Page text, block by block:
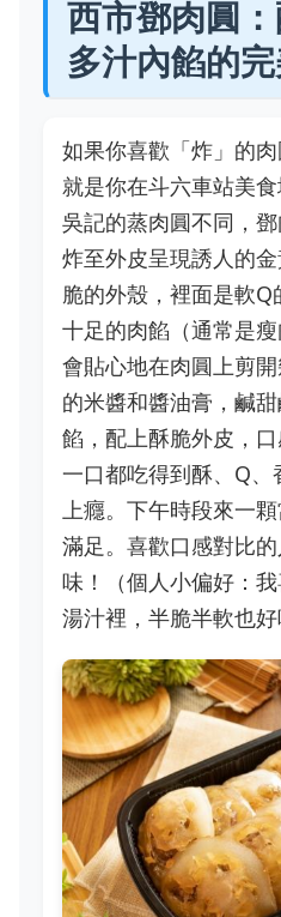
西市鄧肉圓
多汁內餡的
如果你喜歡「炸」的
就是你在斗六車站美
吳記的蒸肉圓不同，
炸至外皮呈現誘人的
脆的外殼，裡面是軟
十足的肉餡（通常是
會貼心地在肉圓上剪
的米醬和醬油膏，鹹
餡，配上酥脆外皮，
一口都吃得到酥、Q、
上癮。下午時段來一
滿足。喜歡口感對比
味！（個人小偏好：
湯汁裡，半脆半軟也好